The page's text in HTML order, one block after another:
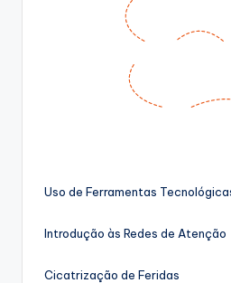
Uso de Ferramentas
Introdução às Redes de Atenção
Cicatrização de Feridas